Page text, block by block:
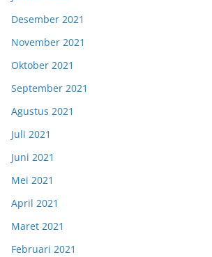
Desember 2021
November 2021
Oktober 2021
September 2021
Agustus 2021
Juli 2021
Juni 2021
Mei 2021
April 2021
Maret 2021
Februari 2021